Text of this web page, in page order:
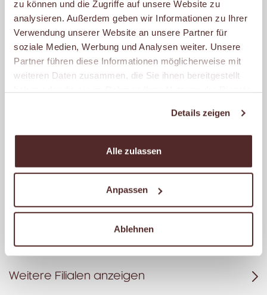
zu können und die Zugriffe auf unsere Website zu
analysieren. Außerdem geben wir Informationen zu Ihrer
Verwendung unserer Website an unsere Partner für
soziale Medien, Werbung und Analysen weiter. Unsere
Partner führen diese Informationen möglicherweise mit
weiteren Daten zusammen, die Sie ihnen bereitgestellt
Details zeigen
Alle zulassen
Anpassen
Ablehnen
MALZERS BACKSTUBE IM
REWE KUHLMANN
Altenderner Str. 18
44329 Dortmund
Rüschebrinkstr. 66
44143 Dortmund
Geöffnet
– schließt um 19:00 Uhr.
Weitere Filialen anzeigen